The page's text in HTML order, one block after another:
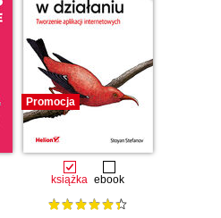
Promocja
książka ebook